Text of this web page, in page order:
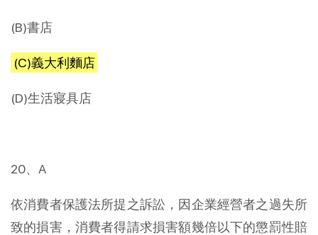
(B)書店
(C)義大利麵店
(D)生活寢具店
20、A
依消費者保護法所提之訴訟，因企業經營者之過失所
致的損害，消費者得請求損害額幾倍以下的懲罰性賠